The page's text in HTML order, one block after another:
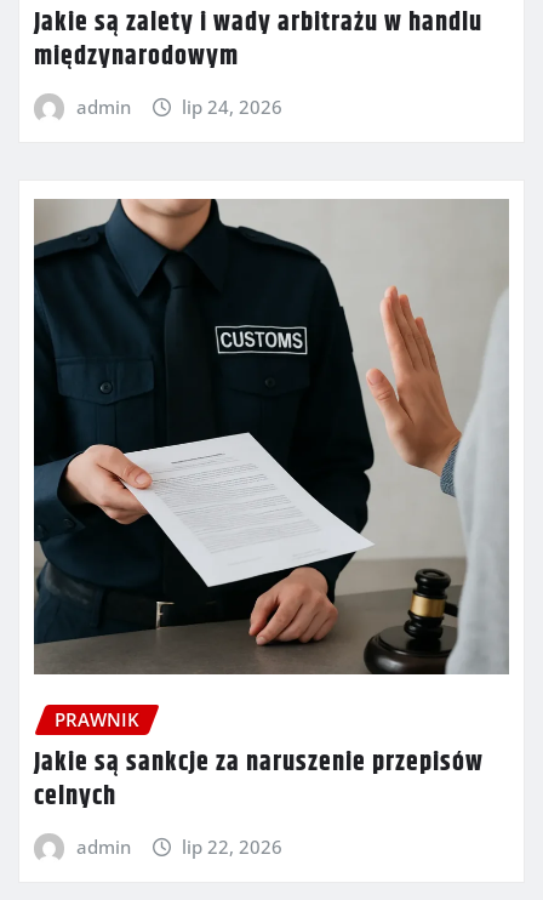
Jakie są zalety i wady arbitrażu w handlu
międzynarodowym
admin lip 24, 2026
PRAWNIK
Jakie są sankcje za naruszenie przepisów
celnych
admin lip 22, 2026